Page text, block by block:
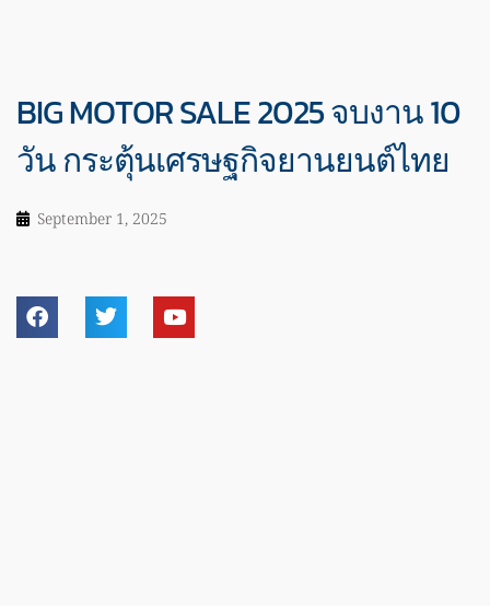
BIG MOTOR SALE 2025 จบงาน 10
วัน กระตุ้นเศรษฐกิจยานยนต์ไทย
September 1, 2025